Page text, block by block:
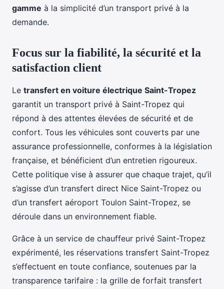
gamme à la simplicité d’un transport privé à la
demande.
Focus sur la fiabilité, la sécurité et la
satisfaction client
Le transfert en voiture électrique Saint-Tropez
garantit un transport privé à Saint-Tropez qui
répond à des attentes élevées de sécurité et de
confort. Tous les véhicules sont couverts par une
assurance professionnelle, conformes à la législation
française, et bénéficient d’un entretien rigoureux.
Cette politique vise à assurer que chaque trajet, qu’il
s’agisse d’un transfert direct Nice Saint-Tropez ou
d’un transfert aéroport Toulon Saint-Tropez, se
déroule dans un environnement fiable.
Grâce à un service de chauffeur privé Saint-Tropez
expérimenté, les réservations transfert Saint-Tropez
s’effectuent en toute confiance, soutenues par la
transparence tarifaire : la grille de forfait transfert